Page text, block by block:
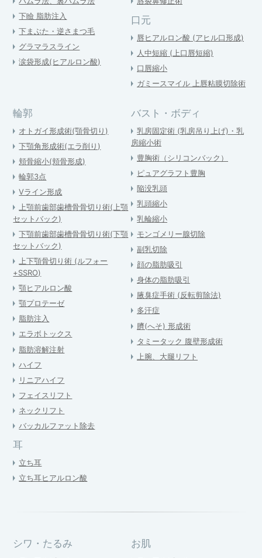
下瞼 脂肪注入
下まぶた・逆さまつ毛
グラマラスライン
涙袋形成(ヒアルロン酸)
口元
唇ヒアルロン酸 (アヒル口形成)
人中短縮 (上口唇短縮)
口唇縮小
ガミースマイル 上唇粘膜切除術
輪郭
オトガイ形成術(顎骨切り)
下顎角形成術(エラ削り)
頬骨縮小(頬骨形成)
輪郭3点
Vライン形成
上顎前歯部歯槽骨骨切り術(上顎
セットバック)
下顎前歯部歯槽骨骨切り術(下顎
セットバック)
上下顎骨切り術 (ルフォー
+SSRO)
顎ヒアルロン酸
顎プロテーゼ
脂肪注入
エラボトックス
脂肪溶解注射
ハイフ
リニアハイフ
フェイスリフト
ネックリフト
バッカルファット除去
耳
立ち耳
立ち耳ヒアルロン酸
バスト・ボディ
乳房固定術 (乳房吊り上げ)・乳
房縮小術
豊胸術（シリコンバック）
ピュアグラフト豊胸
陥没乳頭
乳頭縮小
乳輪縮小
モンゴメリー腺切除
副乳切除
顔の脂肪吸引
身体の脂肪吸引
腋臭症手術 (反転剪除法)
多汗症
臍(へそ) 形成術
タミータック 腹壁形成術
上腕、大腿リフト
シワ・たるみ お肌